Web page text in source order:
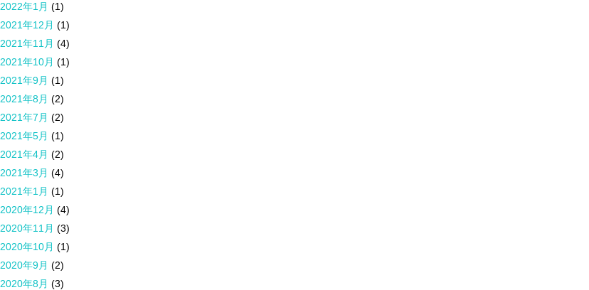
2022年1月 (1)
2021年12月 (1)
2021年11月 (4)
2021年10月 (1)
2021年9月 (1)
2021年8月 (2)
2021年7月 (2)
2021年5月 (1)
2021年4月 (2)
2021年3月 (4)
2021年1月 (1)
2020年12月 (4)
2020年11月 (3)
2020年10月 (1)
2020年9月 (2)
2020年8月 (3)